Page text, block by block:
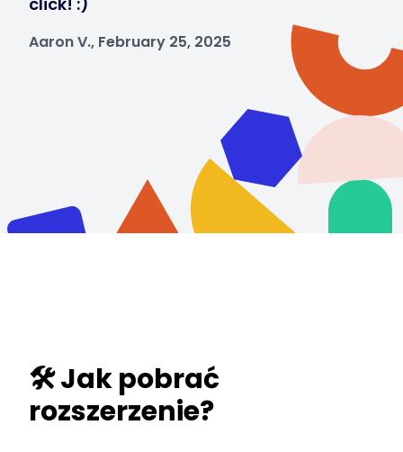
Aaron V., February 25, 2025
🛠️ Jak pobrać
rozszerzenie?